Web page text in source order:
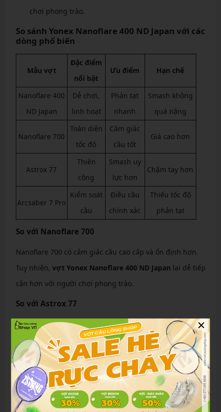
chơi phong trào.
So sánh Yonex Nanoflare 400 ND Japan với các
dòng phổ biến
Mẫu vợt
Đặc điểm
nổi bật
Ưu điểm Hạn chế
Nanoflare 400
ND Japan
Dễ chơi,
linh hoạt
Phản tạt
nhanh
Smash không
quá nặng
Nanoflare 700
Toàn diện
tốc độ
Cảm giác
cầu tốt
Giá cao hơn
Astrox 77
Thiên
công
Smash uy
lực hơn
Chậm tay hơn
Arcsaber 7 Pro
Kiểm soát
cầu
Điều cầu
chính xác
Thiếu tốc độ
phản tạt
So với Nanoflare 700
Nanoflare 700 có cảm giác cầu cao cấp và ổn định hơn.
Tuy nhiên, vợt Yonex Nanoflare 400 ND Japan lại dễ tiếp
cận hơn với người chơi phong trào.
So với Astrox 77
Astrox 77 thiên công với đầu vợt đầm hơn. Trong khi đó,
Nanoflare 400 ND Japan mang lại tốc độ xử lý nhanh và
cảm giác linh hoạt hơn rõ rệt.
So với Arcsaber 7 Pro
Arcsaber 7 Pro phù hợp với lối chơi kiểm soát và điều
×